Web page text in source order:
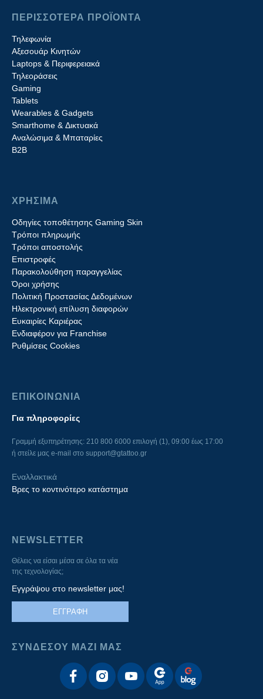
ΠΕΡΙΣΣΟΤΕΡΑ ΠΡΟΪΟΝΤΑ
Τηλεφωνία
Αξεσουάρ Κινητών
Laptops & Περιφερειακά
Τηλεοράσεις
Gaming
Tablets
Wearables & Gadgets
Smarthome & Δικτυακά
Aναλώσιμα & Μπαταρίες
Β2B
ΧΡΗΣΙΜΑ
Οδηγίες τοποθέτησης Gaming Skin
Τρόποι πληρωμής
Τρόποι αποστολής
Επιστροφές
Παρακολούθηση παραγγελίας
Όροι χρήσης
Πολιτική Προστασίας Δεδομένων
Ηλεκτρονική επίλυση διαφορών
Ευκαιρίες Καριέρας
Ενδιαφέρον για Franchise
Ρυθμίσεις Cookies
ΕΠΙΚΟΙΝΩΝΙΑ
Για πληροφορίες
Γραμμή εξυπηρέτησης: 210 800 6000 επιλογή (1), 09:00 έως 17:00
ή στείλε μας e-mail στο support@gtattoo.gr
Εναλλακτικά
Βρες το κοντινότερο κατάστημα
NEWSLETTER
Θέλεις να είσαι μέσα σε όλα τα νέα
της τεχνολογίας;
Εγγράψου στο newsletter μας!
ΕΓΓΡΑΦΗ
ΣΥΝΔΕΣΟΥ ΜΑΖΙ ΜΑΣ